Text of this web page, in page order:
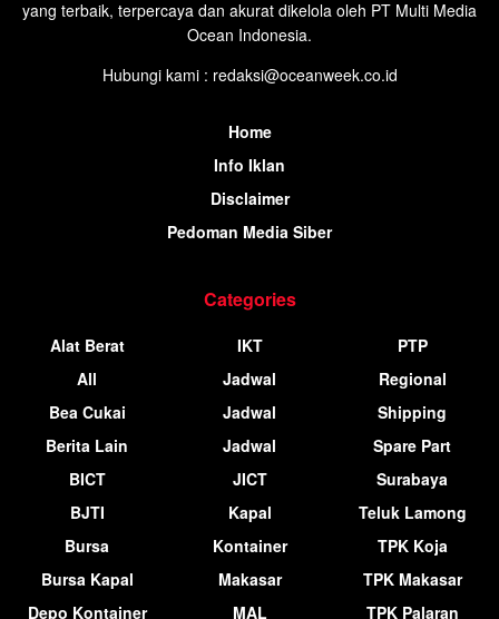
yang terbaik, terpercaya dan akurat dikelola oleh PT Multi Media
Ocean Indonesia.
Hubungi kami : redaksi@oceanweek.co.id
Home
Info Iklan
Disclaimer
Pedoman Media Siber
Categories
Alat Berat
All
Bea Cukai
Berita Lain
BICT
BJTI
Bursa
Bursa Kapal
Depo Kontainer
IKT
Jadwal
Jadwal
Jadwal
JICT
Kapal
Kontainer
Makasar
MAL
PTP
Regional
Shipping
Spare Part
Surabaya
Teluk Lamong
TPK Koja
TPK Makasar
TPK Palaran